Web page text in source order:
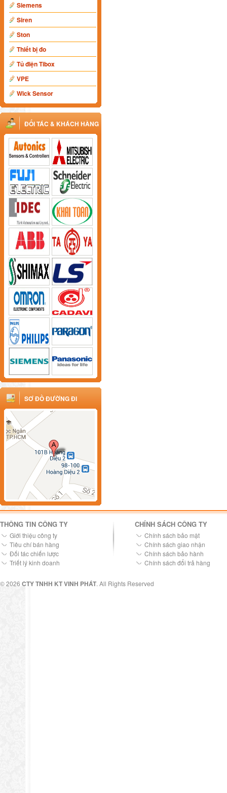
Siemens
Siren
Ston
Thiết bị đo
Tủ điện Tibox
VPE
Wick Sensor
ĐỐI TÁC & KHÁCH HÀNG
SƠ ĐỒ ĐƯỜNG ĐI
THÔNG TIN CÔNG TY
Giới thiệu công ty
Tiêu chí bán hàng
Đối tác chiến lược
Triết lý kinh doanh
CHÍNH SÁCH CÔNG TY
Chính sách bảo mật
Chính sách giao nhận
Chính sách bảo hành
Chính sách đổi trả hàng
© 2026 CTY TNHH KT VINH PHÁT. All Rights Reserved